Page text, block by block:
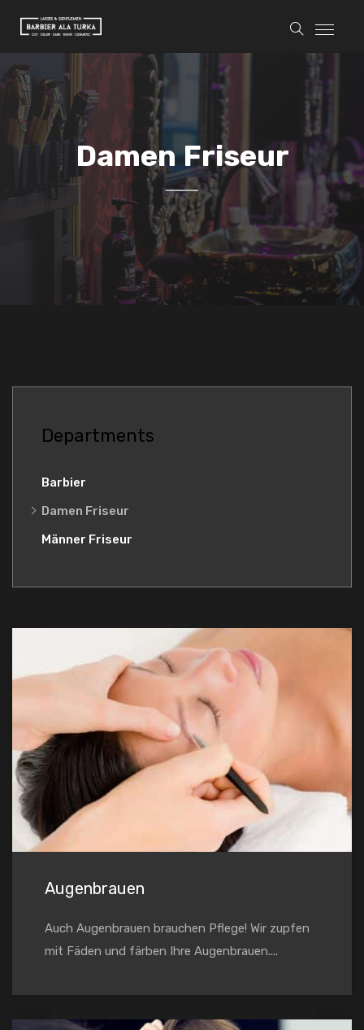
Damen Friseur
Departments
Barbier
Damen Friseur
Männer Friseur
Augenbrauen
Auch Augenbrauen brauchen Pflege! Wir zupfen
mit Fäden und färben Ihre Augenbrauen....